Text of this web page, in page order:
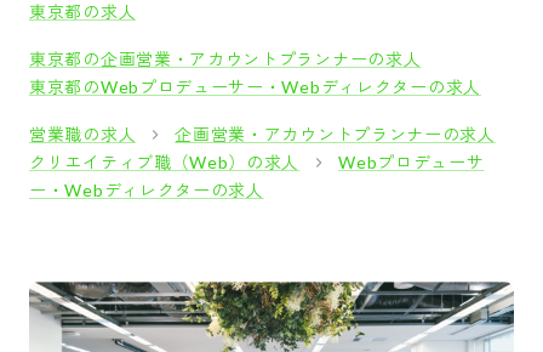
東京都の求人
東京都の企画営業・アカウントプランナーの求人
東京都のWebプロデューサー・Webディレクターの求人
営業職の求人
企画営業・アカウントプランナーの求人
クリエイティブ職（Web）の求人
Webプロデューサ
ー・Webディレクターの求人